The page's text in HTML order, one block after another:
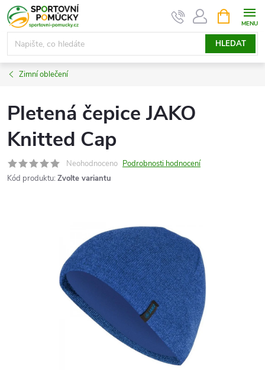
Přejít
na
obsah
HLEDAT
NÁKUPNÍ
KOŠÍK
Zimní oblečení
Pletená čepice JAKO
Knitted Cap
Neohodnoceno Podrobnosti hodnocení
Kód produktu: Zvolte variantu